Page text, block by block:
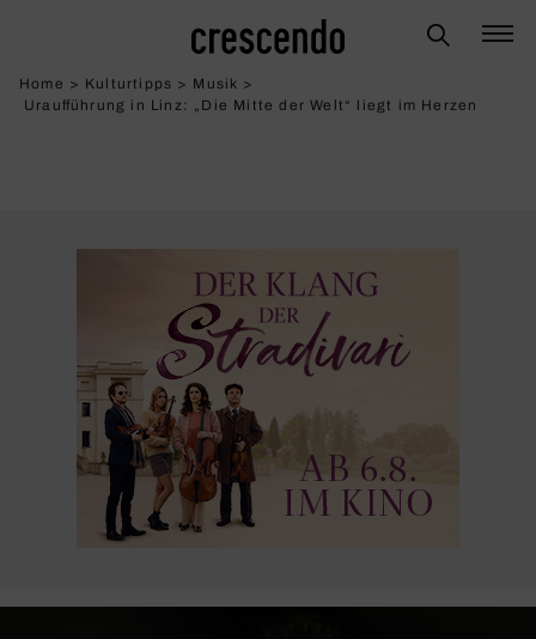
Home > Kulturtipps > Musik >
Uraufführung in Linz: „Die Mitte der Welt“ liegt im Herzen